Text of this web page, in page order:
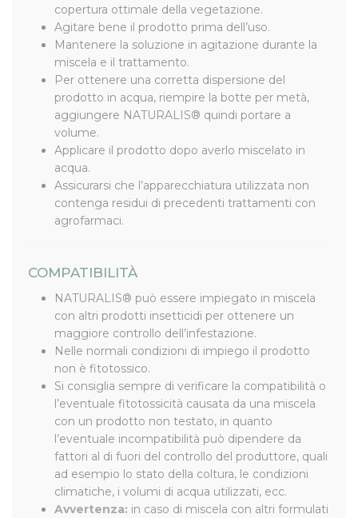
copertura ottimale della vegetazione.
Agitare bene il prodotto prima dell’uso.
Mantenere la soluzione in agitazione durante la
miscela e il trattamento.
Per ottenere una corretta dispersione del
prodotto in acqua, riempire la botte per metà,
aggiungere NATURALIS® quindi portare a
volume.
Applicare il prodotto dopo averlo miscelato in
acqua.
Assicurarsi che l’apparecchiatura utilizzata non
contenga residui di precedenti trattamenti con
agrofarmaci.
COMPATIBILITÀ
NATURALIS® può essere impiegato in miscela
con altri prodotti insetticidi per ottenere un
maggiore controllo dell’infestazione.
Nelle normali condizioni di impiego il prodotto
non è fitotossico.
Si consiglia sempre di verificare la compatibilità o
l’eventuale fitotossicità causata da una miscela
con un prodotto non testato, in quanto
l’eventuale incompatibilità può dipendere da
fattori al di fuori del controllo del produttore, quali
ad esempio lo stato della coltura, le condizioni
climatiche, i volumi di acqua utilizzati, ecc.
Avvertenza: in caso di miscela con altri formulati